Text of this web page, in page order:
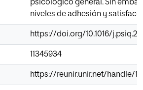
psicológico general. Sin
niveles de adhesión y
https://doi.org/10.1016/
11345934
https://reunir.unir.net/handle/